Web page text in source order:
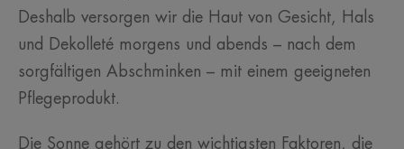
Deshalb versorgen wir die Haut von Gesicht, Hals
und Dekolleté morgens und abends – nach dem
sorgfältigen Abschminken – mit einem geeigneten
Pflegeprodukt.
Die Sonne gehört zu den wichtigsten Faktoren, die